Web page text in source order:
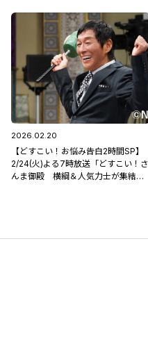
2026.02.20
【どすこい！お悩み告白2時間SP】
2/24(火)よる7時放送「どすこい！さ
んま御殿 横綱＆人気力士が集結